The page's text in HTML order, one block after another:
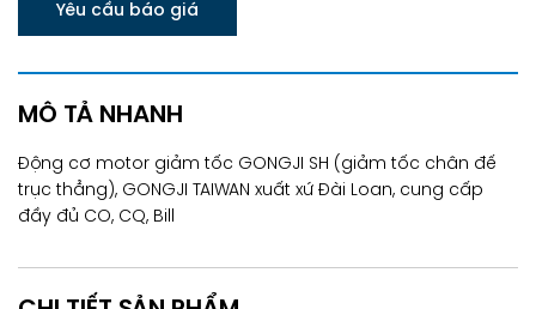
Yêu cầu báo giá
MÔ TẢ NHANH
Động cơ motor giảm tốc GONGJI SH (giảm tốc chân đế
trục thẳng), GONGJI TAIWAN xuất xứ Đài Loan, cung cấp
đầy đủ CO, CQ, Bill